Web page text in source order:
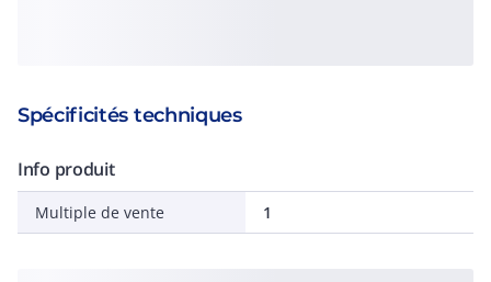
Spécificités techniques
Info produit
Multiple de vente 1